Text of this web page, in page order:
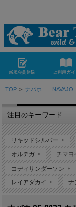
TOP > ナバホ NAVAJO
注目のキーワード
リキッドシルバー
オルテガ チマヨ
コディサンダーソン
レイアダカイ ナ